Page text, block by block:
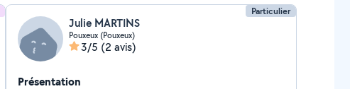
Particulier
Julie MARTINS
Pouxeux (Pouxeux)
3/5 (2 avis)
Présentation